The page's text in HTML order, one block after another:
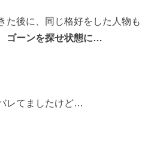
た後に、同じ格好をした人物も
ゴーンを探せ状態に…
レてましたけど…